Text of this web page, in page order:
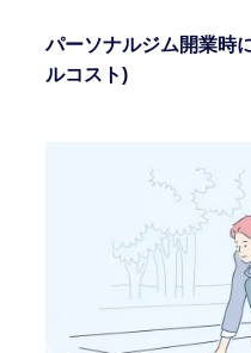
パーソナルジム開業時
ルコスト)